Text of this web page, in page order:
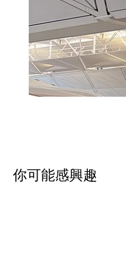
​你可能感興趣